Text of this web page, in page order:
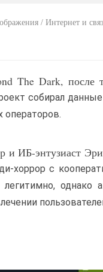
/ Интернет и
The Dark, после
собирал данные
операторов.
и ИБ-энтузиаст
хоррор с
однако